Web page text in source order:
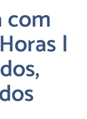
com
|